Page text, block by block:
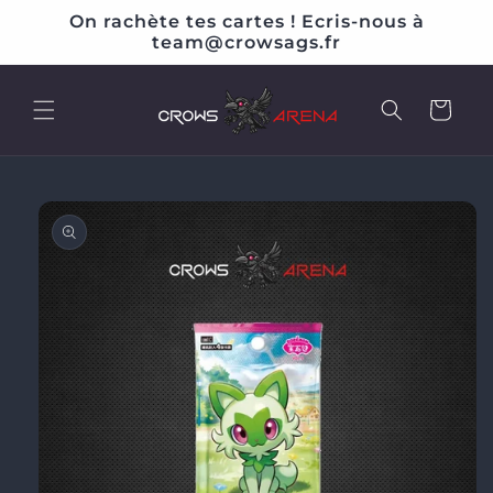
passer
contenu
On rachète tes cartes ! Ecris-nous à
team@crowsags.fr
Panier
Passer aux
informations
produits